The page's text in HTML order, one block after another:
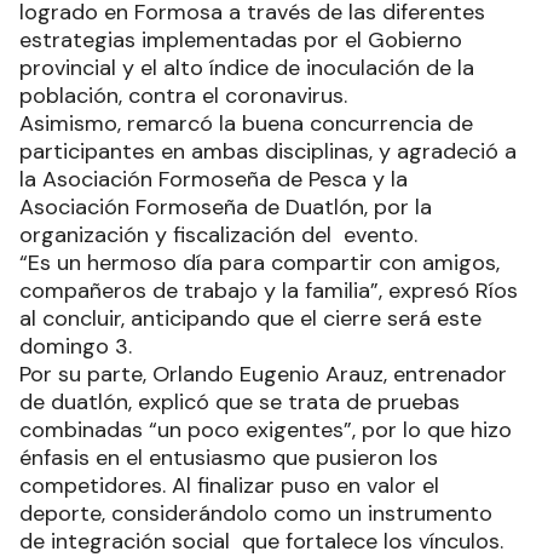
logrado en Formosa a través de las diferentes
estrategias implementadas por el Gobierno
provincial y el alto índice de inoculación de la
población, contra el coronavirus.
Asimismo, remarcó la buena concurrencia de
participantes en ambas disciplinas, y agradeció a
la Asociación Formoseña de Pesca y la
Asociación Formoseña de Duatlón, por la
organización y fiscalización del evento.
“Es un hermoso día para compartir con amigos,
compañeros de trabajo y la familia”, expresó Ríos
al concluir, anticipando que el cierre será este
domingo 3.
Por su parte, Orlando Eugenio Arauz, entrenador
de duatlón, explicó que se trata de pruebas
combinadas “un poco exigentes”, por lo que hizo
énfasis en el entusiasmo que pusieron los
competidores. Al finalizar puso en valor el
deporte, considerándolo como un instrumento
de integración social que fortalece los vínculos.